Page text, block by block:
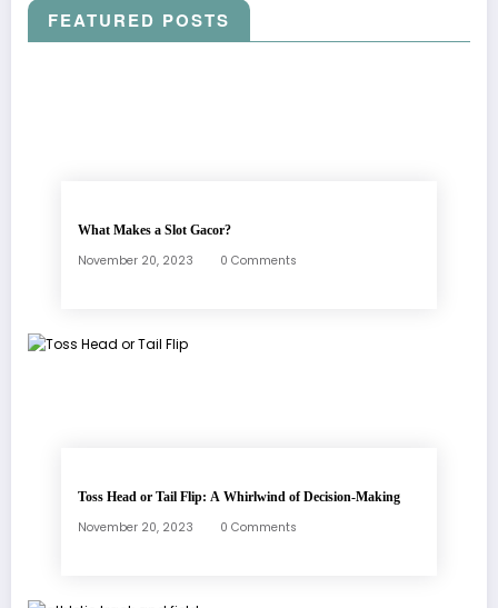
FEATURED POSTS
What Makes a Slot Gacor?
November 20, 2023 0 Comments
Toss Head or Tail Flip: A Whirlwind of Decision-Making
November 20, 2023 0 Comments